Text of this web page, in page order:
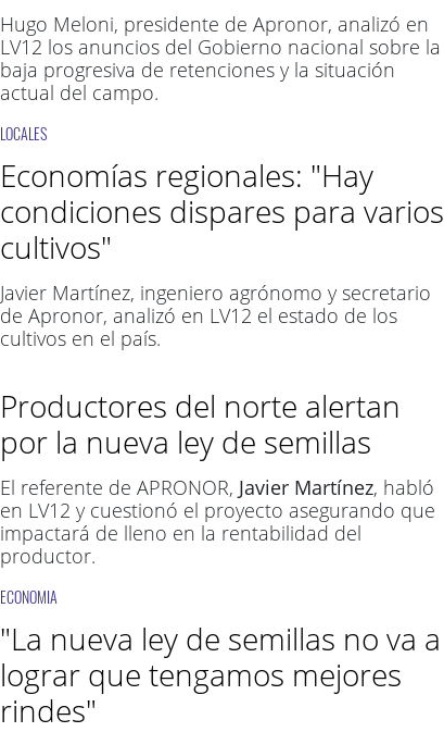
Hugo Meloni, presidente de Apronor, analizó en
LV12 los anuncios del Gobierno nacional sobre la
baja progresiva de retenciones y la situación
actual del campo.
LOCALES
Economías regionales: "Hay
condiciones dispares para varios
cultivos"
Javier Martínez, ingeniero agrónomo y secretario
de Apronor, analizó en LV12 el estado de los
cultivos en el país.
Productores del norte alertan
por la nueva ley de semillas
El referente de APRONOR, Javier Martínez, habló
en LV12 y cuestionó el proyecto asegurando que
impactará de lleno en la rentabilidad del
productor.
ECONOMIA
"La nueva ley de semillas no va a
lograr que tengamos mejores
rindes"